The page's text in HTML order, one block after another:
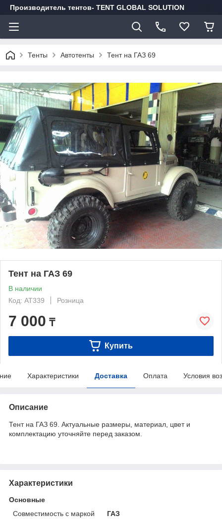
Производитель тентов- TENT GLOBAL SOLUTION
Тенты Автотенты Тент на ГАЗ 69
Тент на ГАЗ 69
В наличии
Код: AT339
Розница
7 000 ₸
Купить
Характеристики Доставка Оплата Условия
Описание
Тент на ГАЗ 69. Актуальные размеры, материал, цвет и
комплектацию уточняйте перед заказом.
Характеристики
Основные
Совместимость с маркой
ГАЗ